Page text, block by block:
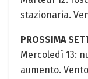
stazionaria.
PROSSIMA
Mercoledì 13:
aumento.